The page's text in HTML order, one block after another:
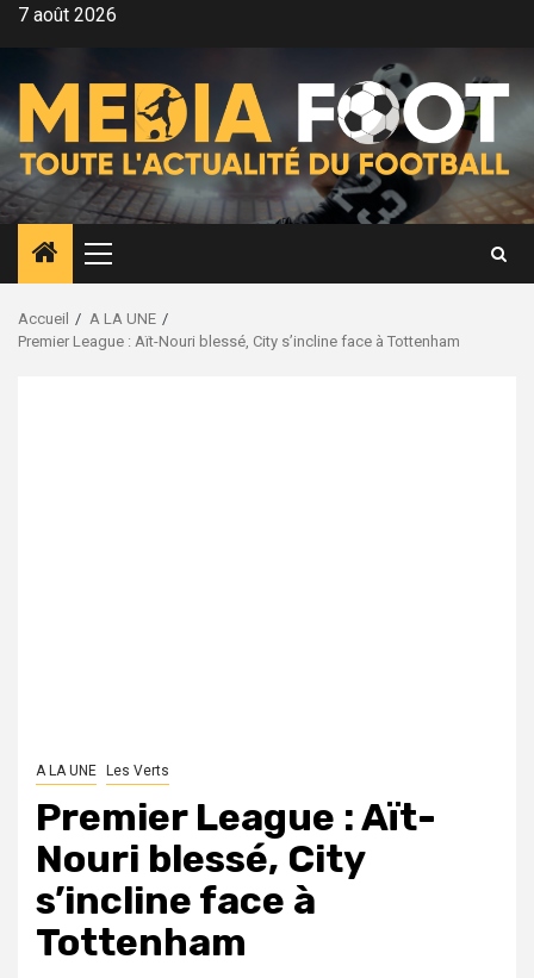
Aller7 août 2026
Menu
principal
Accueil
A LA UNE
Premier League : Aït-Nouri blessé, City s’incline face à Tottenham
A LA UNE Les Verts
Premier League : Aït-
Nouri blessé, City
s’incline face à
Tottenham